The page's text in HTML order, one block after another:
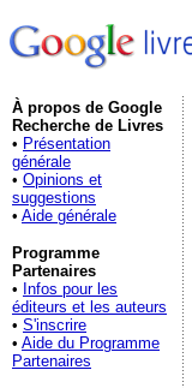
À propos de Google
Recherche de Livres
• Présentation
générale
• Opinions et
suggestions
• Aide générale
Programme
Partenaires
• Infos pour les
éditeurs et les auteurs
• S'inscrire
• Aide du Programme
Partenaires